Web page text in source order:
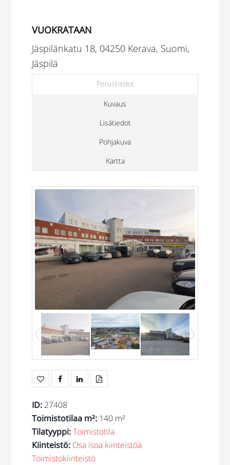
VUOKRATAAN
Jäspilänkatu 18, 04250 Kerava, Suomi,
Jäspilä
Perustiedot
Kuvaus
Lisätiedot
Pohjakuva
Kartta
ID: 27408
Toimistotilaa m²: 140 m²
Tilatyyppi:Toimistotila
Kiinteistö: Osa isoa kiinteistöä
Toimistokiinteistö